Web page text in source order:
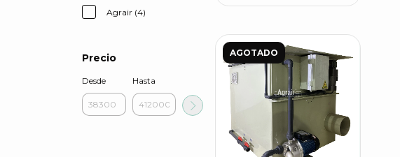
Agrair (4)
Precio
Desde Hasta
AGOTADO